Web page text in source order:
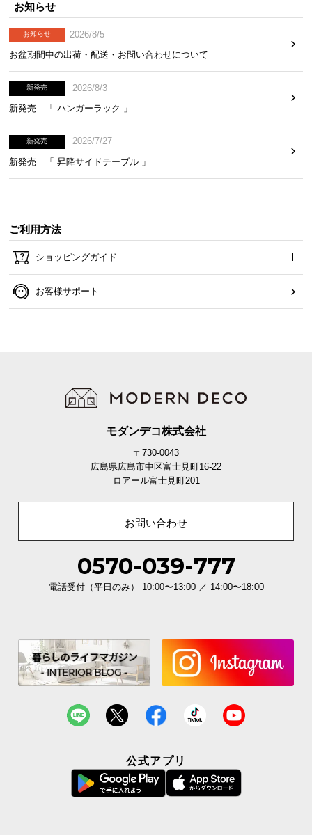
お部屋の目立つ場所にハンガーラックがある場合でも、インテリアの邪
魔にならないニュアンスカラーです。
安心して掛けられる耐荷重
総耐荷重10kg
お知らせ
お知らせ
2026/8/5
お盆期間中の出荷・配送・お問い合わせについて
新発売
2026/8/3
新発売 「 ハンガーラック 」
新発売
2026/7/27
新発売 「 昇降サイドテーブル 」
ご利用方法
ショッピングガイド
お客様サポート
モダンデコ株式会社
〒730-0043
広島県広島市中区富士見町16-22
ロアール富士見町201
お問い合わせ
0570-039-777
電話受付（平日のみ） 10:00〜13:00 ／ 14:00〜18:00
公式アプリ